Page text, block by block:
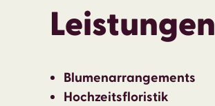
Leistungen
Blumenarrangements
Hochzeitsfloristik